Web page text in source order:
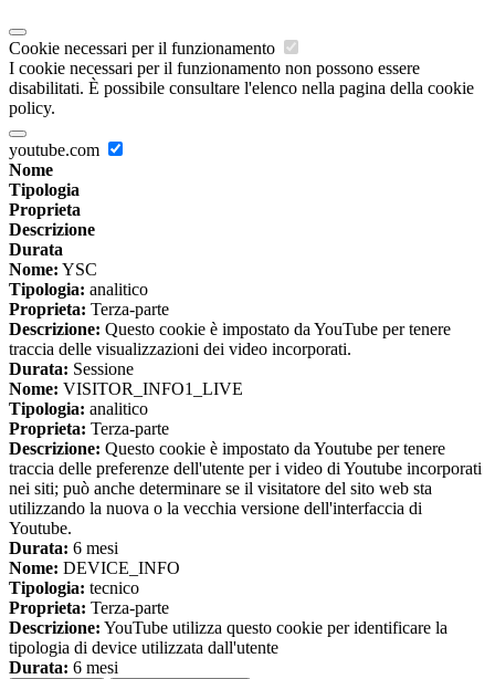
Cookie necessari per il funzionamento
I cookie necessari per il funzionamento non possono essere
disabilitati. È possibile consultare l'elenco nella pagina della cookie
policy.
youtube.com
Nome
Tipologia
Proprieta
Descrizione
Durata
Nome: YSC
Tipologia: analitico
Proprieta: Terza-parte
Descrizione: Questo cookie è impostato da YouTube per tenere
traccia delle visualizzazioni dei video incorporati.
Durata: Sessione
Nome: VISITOR_INFO1_LIVE
Tipologia: analitico
Proprieta: Terza-parte
Descrizione: Questo cookie è impostato da Youtube per tenere
traccia delle preferenze dell'utente per i video di Youtube incorporati
nei siti; può anche determinare se il visitatore del sito web sta
utilizzando la nuova o la vecchia versione dell'interfaccia di
Youtube.
Durata: 6 mesi
Nome: DEVICE_INFO
Tipologia: tecnico
Proprieta: Terza-parte
Descrizione: YouTube utilizza questo cookie per identificare la
tipologia di device utilizzata dall'utente
Durata: 6 mesi